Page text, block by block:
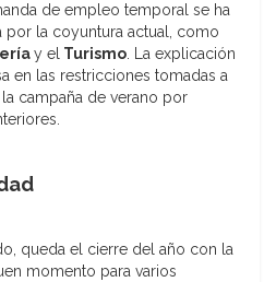
de empleo temporal se ha
por la coyuntura actual, como
y el Turismo. La explicación
en las restricciones tomadas a
campaña de verano por
queda el cierre del año con la
momento para varios